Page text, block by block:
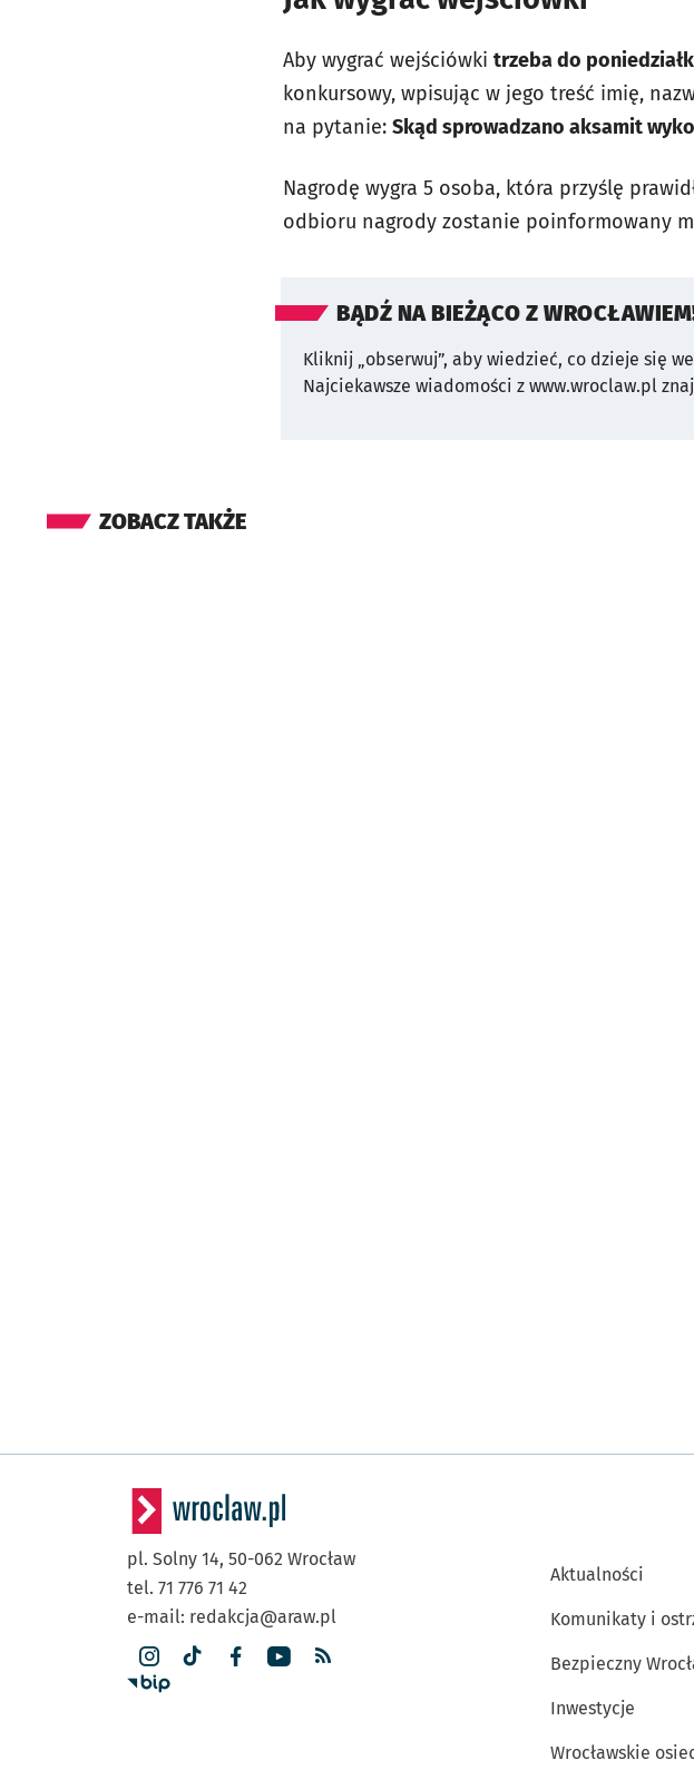
Aby wygrać wejściówki trzeba do
konkursowy, wpisując w jego treść imię,
na pytanie: Skąd sprowadzano aksamit
Nagrodę wygra 5 osoba, która przyślę
odbioru nagrody zostanie poinformowany
BĄDŹ NA BIEŻĄCO Z
Kliknij „obserwuj”, aby wiedzieć, co dzieje się
Najciekawsze wiadomości z www.wroclaw.pl
ZOBACZ TAKŻE
pl. Solny 14, 50-062 Wrocław
tel. 71 776 71 42
e-mail: redakcja@araw.pl
Aktualności
Komunikaty i
Bezpieczny
Inwestycje
Wrocławskie